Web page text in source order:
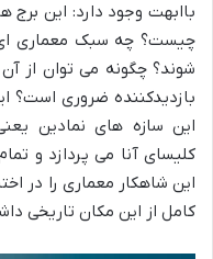
باابهت وجود دارد: این برج
چیست؟ چه سبک معماری
شوند؟ چگونه می توان از
بازدیدکننده ضروری است؟
این سازه های نمادین
کلیسای آنا می پردازد و
این شاهکار معماری را در
کامل از این مکان تاریخی